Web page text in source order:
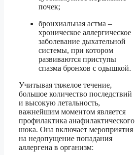
почек;
бронхиальная астма –
хроническое аллергическое
заболевание дыхательной
системы, при котором
развиваются приступы
спазма бронхов с одышкой.
Учитывая тяжелое течение,
большое количество последствий
и высокую летальность,
важнейшим моментом является
профилактика анафилактического
шока. Она включает мероприятия
на недопущение попадания
аллергена в организм: